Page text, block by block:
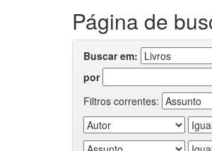
Página de
Buscar em:
por
Filtros correntes: